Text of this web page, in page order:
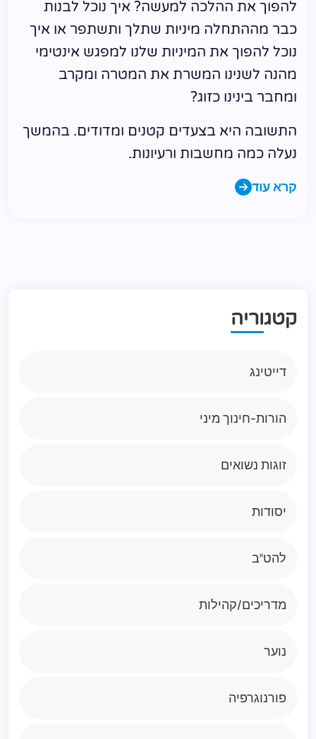
להפוך את ההלכה למעשה? איך נוכל לבנות
כבר מההתחלה מיניות שתלך ותשתפר או איך
נוכל להפוך את המיניות שלנו למפגש אינטימי
מהנה לשנינו המשרת את המטרה ומקרב
ומחבר בינינו כזוג?
התשובה היא בצעדים קטנים ומדודים. בהמשך
נעלה כמה מחשבות ורעיונות.
קרא עוד
קטגוריה
דייטינג
הורות-חינוך מיני
זוגות נשואים
יסודות
להט"ב
מדריכים/קהילות
נוער
פורנוגרפיה